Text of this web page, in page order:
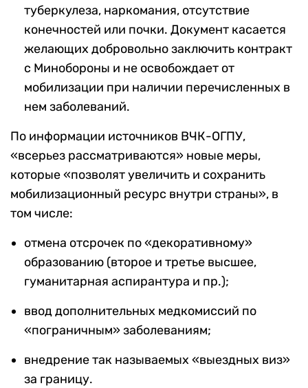
туберкулеза, наркомания, отсутствие
конечностей или почки. Документ касается
желающих добровольно заключить контракт
с Минобороны и не освобождает от
мобилизации при наличии перечисленных в
нем заболеваний.
По информации источников ВЧК-ОГПУ,
«всерьез рассматриваются» новые меры,
которые «позволят увеличить и сохранить
мобилизационный ресурс внутри страны», в
том числе:
отмена отсрочек по «декоративному»
образованию (второе и третье высшее,
гуманитарная аспирантура и пр.);
ввод дополнительных медкомиссий по
«пограничным» заболеваниям;
внедрение так называемых «выездных виз»
за границу.